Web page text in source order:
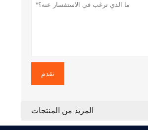
تقدم
المزيد من المنتجات